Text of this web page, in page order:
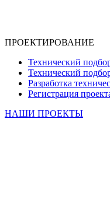
ПРОЕКТИРОВАНИЕ
Технический
Технический
Разработка
Регистрация
НАШИ ПРОЕКТЫ